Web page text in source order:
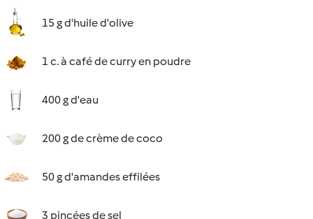
15 g d'huile d'olive
1 c. à café de curry en poudre
400 g d'eau
200 g de crème de coco
50 g d'amandes effilées
3 pincées de sel